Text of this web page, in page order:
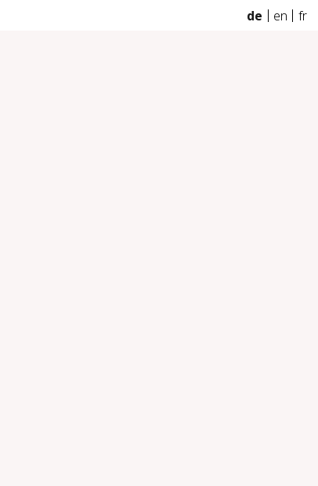
de en fr